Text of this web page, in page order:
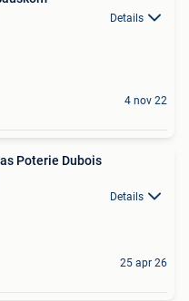
Details
4 nov 22
Poterie Dubois
Details
25 apr 26